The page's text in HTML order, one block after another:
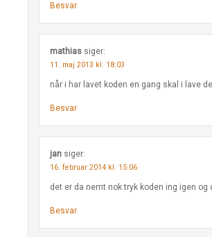
Besvar
mathias siger:
11. maj 2013 kl. 18:03
når i har lavet koden en gang skal i lave
Besvar
jan siger:
16. februar 2014 kl. 15:06
det er da nemt nok tryk koden ing igen og
Besvar